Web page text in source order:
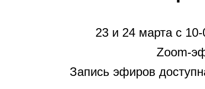
23 и 24 марта с
Zoom-
Запись эфиров